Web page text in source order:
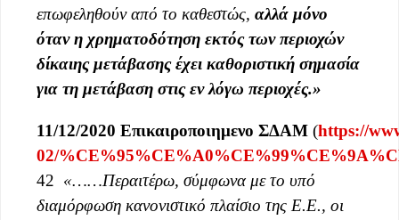
επωφεληθούν από το καθεστώς, αλλά μόνο
όταν η χρηματοδότηση εκτός των περιοχών
δίκαιης μετάβασηςέχει καθοριστική σημασία
για τη μετάβαση στις εν λόγω περιοχές.»
11/12/2020 Επικαιροποιημενο ΣΔΑΜ (https://
02/
42 «……Περαιτέρω, σύμφωνα με το υπό
διαμόρφωση κανονιστικό πλαίσιο της Ε.Ε., οι